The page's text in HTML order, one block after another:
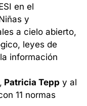
en el
y
a cielo abierto,
leyes de
información
Patricia Tepp y al
11 normas